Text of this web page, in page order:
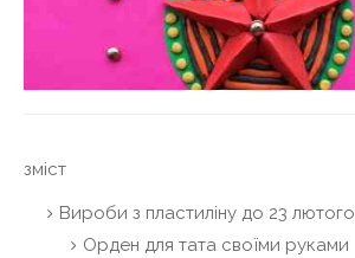
зміст
Вироби з пластиліну до 23 лютого
Орден для тата своїми руками